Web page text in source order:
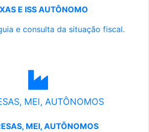
E ISS AUTÔNOMO
e consulta da situação fiscal.
MEI, AUTÔNOMOS
MEI, AUTÔNOMOS